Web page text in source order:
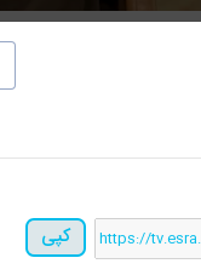
کپی